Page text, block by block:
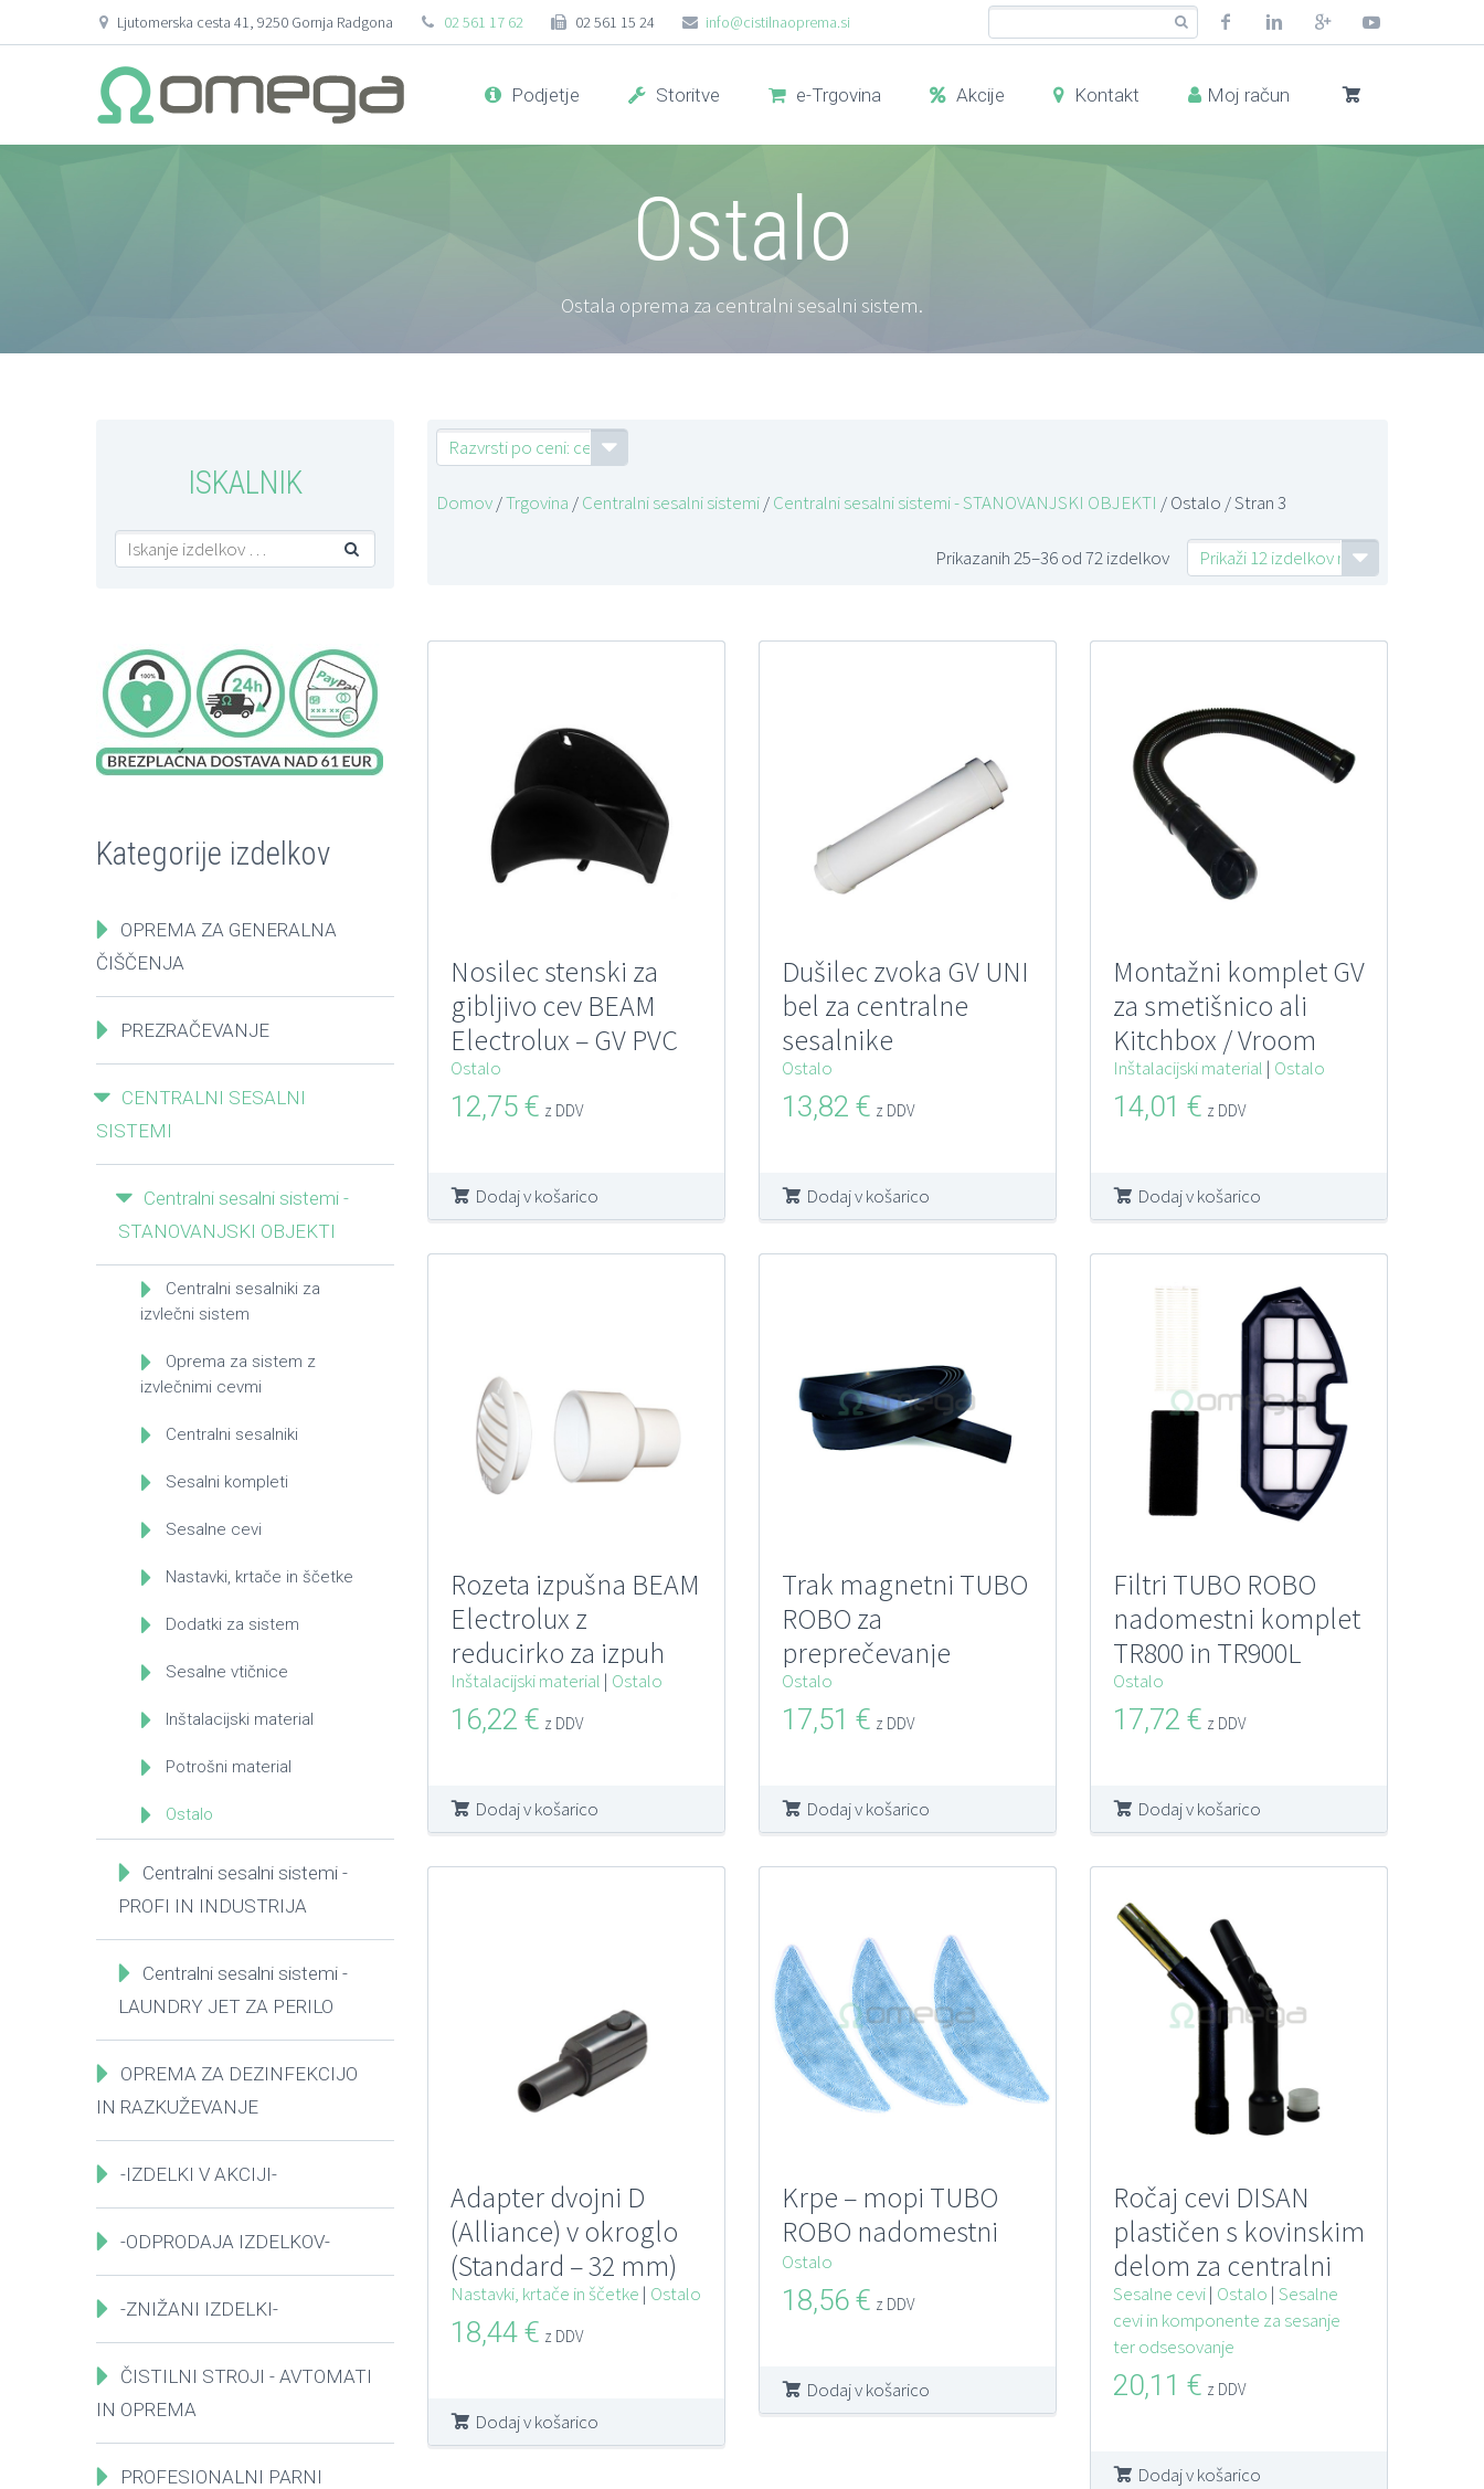
Ljutomerska cesta 41, 9250 Gornja Radgona 02 561 17 62 02 561 15 24 info@cistilnaoprema.si
Podjetje Storitve e-Trgovina Akcije Kontakt Moj račun
Ostalo
Ostala oprema za centralni sesalni sistem.
Razvrsti po ceni: cenejši najprej
Domov/Trgovina /Centralni sesalni sistemi/Centralni sesalni sistemi - STANOVANJSKI OBJEKTI / Ostalo / Stran 3
Prikaži 12 izdelkov na stran
Prikazanih 25–36 od 72 izdelkov
Nosilec stenski za
gibljivo cev BEAM
Electrolux – GV PVC
Ostalo
12,75 € z DDV
Dodaj v košarico
Dušilec zvoka GV UNI
bel za centralne
sesalnike
Ostalo
13,82 € z DDV
Dodaj v košarico
Montažni komplet GV
za smetišnico ali
Kitchbox / Vroom
Inštalacijski material | Ostalo
14,01 € z DDV
Dodaj v košarico
Rozeta izpušna BEAM
Electrolux z
reducirko za izpuh
centralnega
sesalnega sistema
Inštalacijski material | Ostalo
16,22 € z DDV
Dodaj v košarico
Trak magnetni TUBO
ROBO za
preprečevanje
prehoda za TR800
Ostalo
17,51 € z DDV
Dodaj v košarico
Filtri TUBO ROBO
nadomestni komplet
TR800 in TR900L
Ostalo
17,72 € z DDV
Dodaj v košarico
Adapter dvojni D
(Alliance) v okroglo
(Standard – 32 mm)
BEAM Electrolux
ALLIANCE –
Nastavki, krtače in ščetke | Ostalo
18,44 € z DDV
Dodaj v košarico
Krpe – mopi TUBO
ROBO nadomestni
Ostalo
18,56 € z DDV
Dodaj v košarico
Ročaj cevi DISAN
plastičen s kovinskim
delom za centralni
sesalni sistem D32
Sesalne cevi| Ostalo | Sesalne
cevi in komponente za sesanje
ter odsesovanje
20,11 € z DDV
Dodaj v košarico
ISKALNIK

Kategorije izdelkov
OPREMA ZA GENERALNA
ČIŠČENJA
PREZRAČEVANJE
CENTRALNI SESALNI
SISTEMI
Centralni sesalni sistemi -
STANOVANJSKI OBJEKTI
Centralni sesalniki za
izvlečni sistem
Oprema za sistem z
izvlečnimi cevmi
Centralni sesalniki
Sesalni kompleti
Sesalne cevi
Nastavki, krtače in ščetke
Dodatki za sistem
Sesalne vtičnice
Inštalacijski material
Potrošni material
Ostalo
Centralni sesalni sistemi -
PROFI IN INDUSTRIJA
Centralni sesalni sistemi -
LAUNDRY JET ZA PERILO
OPREMA ZA DEZINFEKCIJO
IN RAZKUŽEVANJE
-IZDELKI V AKCIJI-
-ODPRODAJA IZDELKOV-
-ZNIŽANI IZDELKI-
ČISTILNI STROJI - AVTOMATI
IN OPREMA
PROFESIONALNI PARNI